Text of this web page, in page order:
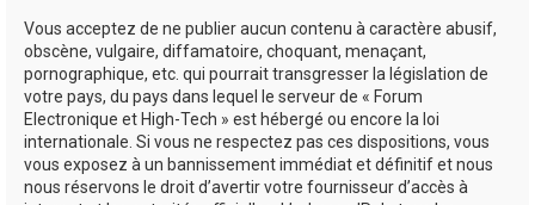
Vous acceptez de ne publier aucun contenu à caractère abusif,
obscène, vulgaire, diffamatoire, choquant, menaçant,
pornographique, etc. qui pourrait transgresser la législation de
votre pays, du pays dans lequel le serveur de « Forum
Electronique et High-Tech » est hébergé ou encore la loi
internationale. Si vous ne respectez pas ces dispositions, vous
vous exposez à un bannissement immédiat et définitif et nous
nous réservons le droit d’avertir votre fournisseur d’accès à